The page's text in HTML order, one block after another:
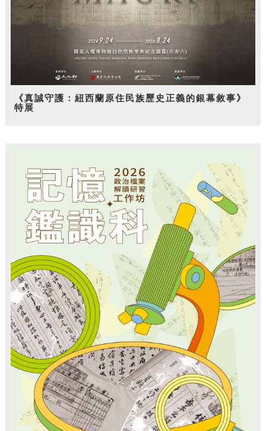
《真誠守護：紐西蘭原住民族歷史正義的銀幕敘事》
特展